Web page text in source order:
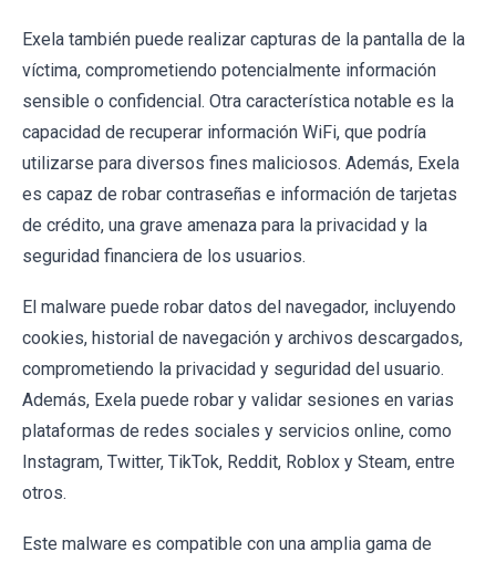
Exela también puede realizar capturas de la pantalla de la
víctima, comprometiendo potencialmente información
sensible o confidencial. Otra característica notable es la
capacidad de recuperar información WiFi, que podría
utilizarse para diversos fines maliciosos. Además, Exela
es capaz de robar contraseñas e información de tarjetas
de crédito, una grave amenaza para la privacidad y la
seguridad financiera de los usuarios.
El malware puede robar datos del navegador, incluyendo
cookies, historial de navegación y archivos descargados,
comprometiendo la privacidad y seguridad del usuario.
Además, Exela puede robar y validar sesiones en varias
plataformas de redes sociales y servicios online, como
Instagram, Twitter, TikTok, Reddit, Roblox y Steam, entre
otros.
Este malware es compatible con una amplia gama de